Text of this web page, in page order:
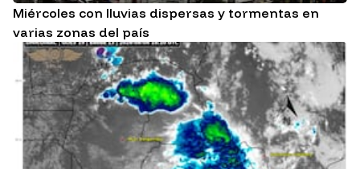
Miércoles con lluvias dispersas y tormentas en
varias zonas del país